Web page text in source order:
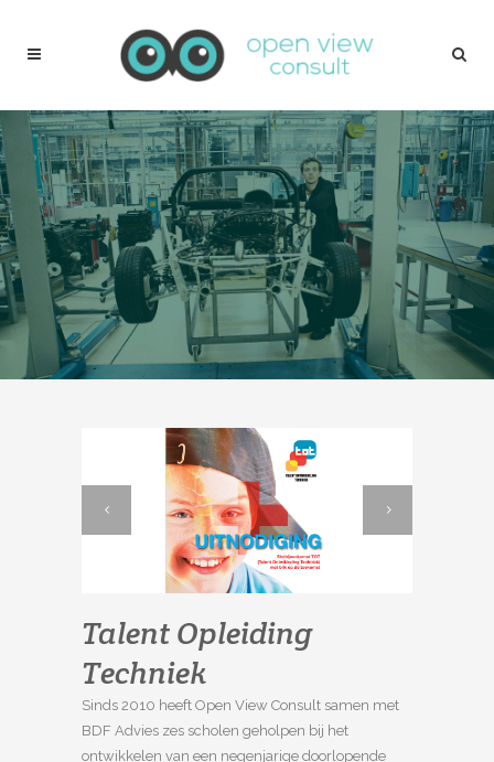
Talent Opleiding
Techniek
Sinds 2010 heeft Open View Consult samen met
BDF Advies zes scholen geholpen bij het
ontwikkelen van een negenjarige doorlopende